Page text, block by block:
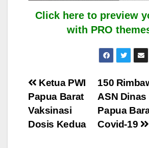
Click here to preview
with PRO
Post
navigation
150
ASN
Papua
Covid-19
Ketua PWI
Papua Barat
Vaksinasi
Dosis Kedua